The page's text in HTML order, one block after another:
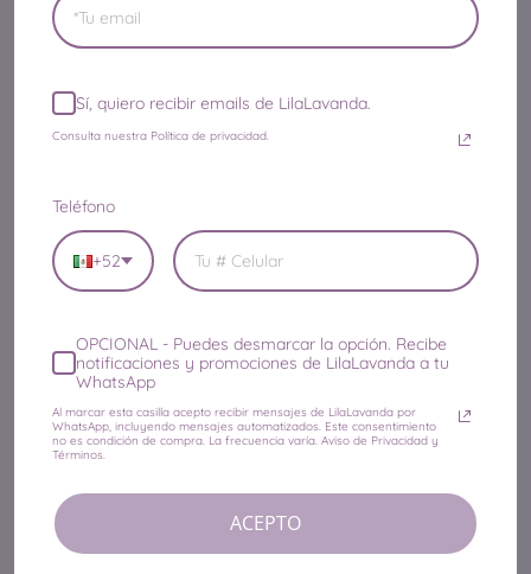
Términos del Servicio
Política de Reembolso
AYUDA
¿Dónde está mi paquete?
¿Te interesa ser Distribuidor?
¿Cómo usar Cupones?
Pagos y Envíos
Preguntas Frecuentes
Sí, quiero recibir emails de LilaLavanda.
Consulta nuestra Política de privacidad.
Teléfono
+52
OPCIONAL - Puedes desmarcar la opción. Recibe
notificaciones y promociones de LilaLavanda a tu
WhatsApp
Al marcar esta casilla acepto recibir mensajes de LilaLavanda por
WhatsApp, incluyendo mensajes automatizados. Este consentimiento
no es condición de compra. La frecuencia varía. Aviso de Privacidad y
Términos.
ACEPTO